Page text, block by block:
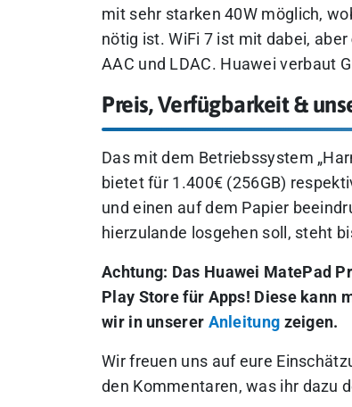
mit sehr starken 40W möglich,
nötig ist. WiFi 7 ist mit dabei, aber
AAC und LDAC. Huawei verbaut
Preis, Verfügbarkeit &
Das mit dem Betriebssystem
bietet für 1.400€ (256GB)
und einen auf dem Papier
hierzulande losgehen soll, steht
Achtung: Das Huawei MatePad
Play Store für Apps! Diese kann
wir in unserer Anleitung zeigen.
Wir freuen uns auf eure
den Kommentaren, was ihr dazu